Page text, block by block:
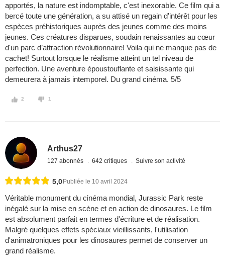
apportés, la nature est indomptable, c'est inexorable. Ce film qui a
bercé toute une génération, a su attisé un regain d'intérêt pour les
espèces préhistoriques auprès des jeunes comme des moins
jeunes. Ces créatures disparues, soudain renaissantes au cœur
d'un parc d’attraction révolutionnaire! Voila qui ne manque pas de
cachet! Surtout lorsque le réalisme atteint un tel niveau de
perfection. Une aventure époustouflante et saisissante qui
demeurera à jamais intemporel. Du grand cinéma. 5/5
2 1
Arthus27
127 abonnés 642 critiques Suivre son activité
5,0 Publiée le 10 avril 2024
Véritable monument du cinéma mondial, Jurassic Park reste
inégalé sur la mise en scène et en action de dinosaures. Le film
est absolument parfait en termes d'écriture et de réalisation.
Malgré quelques effets spéciaux vieillissants, l'utilisation
d'animatroniques pour les dinosaures permet de conserver un
grand réalisme.